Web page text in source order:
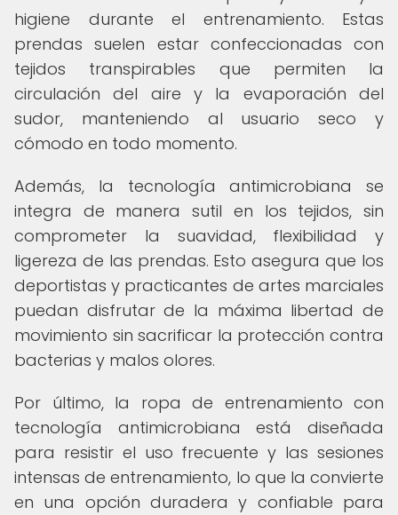
higiene durante el entrenamiento. Estas
prendas suelen estar confeccionadas con
tejidos transpirables que permiten la
circulación del aire y la evaporación del
sudor, manteniendo al usuario seco y
cómodo en todo momento.
Además, la tecnología antimicrobiana se
integra de manera sutil en los tejidos, sin
comprometer la suavidad, flexibilidad y
ligereza de las prendas. Esto asegura que los
deportistas y practicantes de artes marciales
puedan disfrutar de la máxima libertad de
movimiento sin sacrificar la protección contra
bacterias y malos olores.
Por último, la ropa de entrenamiento con
tecnología antimicrobiana está diseñada
para resistir el uso frecuente y las sesiones
intensas de entrenamiento, lo que la convierte
en una opción duradera y confiable para